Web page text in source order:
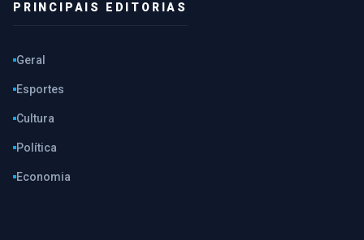
PRINCIPAIS EDITORIAS
Geral
Esportes
Cultura
Política
Economia